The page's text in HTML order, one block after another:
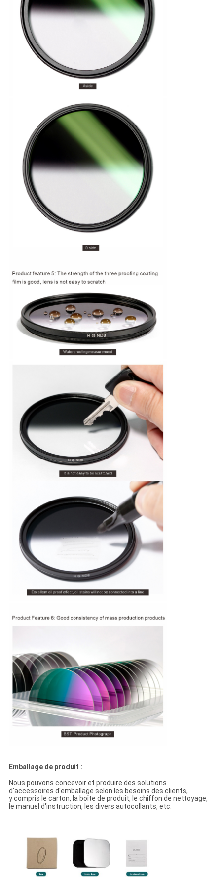
Emballage de produit :
Nous pouvons concevoir et produire des solutions
d'accessoires d'emballage selon les besoins des clients,
y compris le carton, la boîte de produit, le chiffon de nettoyage,
le manuel d'instruction, les divers autocollants, etc.